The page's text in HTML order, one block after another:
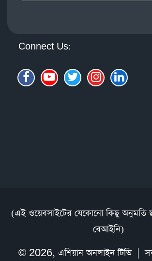
Connect Us:
(এই ওয়েবসাইটের যেকোনো কিছু অনুমতি
বেআইনি)
© 2026, এশিয়ান অনলাইন টিভি|